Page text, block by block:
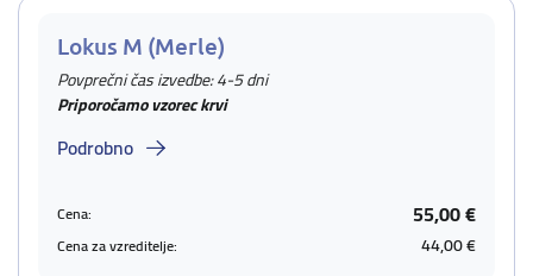
Lokus M (Merle)
Povprečni čas izvedbe: 4-5 dni
Priporočamo vzorec krvi
Podrobno
Cena: 55,00 €
Cena za vzreditelje: 44,00 €